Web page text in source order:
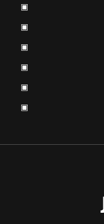
▣
▣
▣
▣
▣
▣